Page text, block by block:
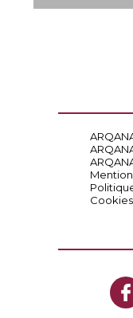
Cookies